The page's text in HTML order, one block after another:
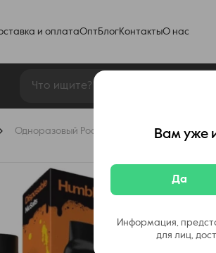
и оплатаОпт БлогКонтактыО нас
Одноразовый Pod Humble 3000 Mean
Вам уже
Да
Информация,
для лиц,